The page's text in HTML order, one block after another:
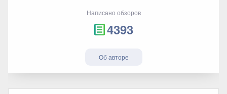
Написано обзоров
4393
Об авторе